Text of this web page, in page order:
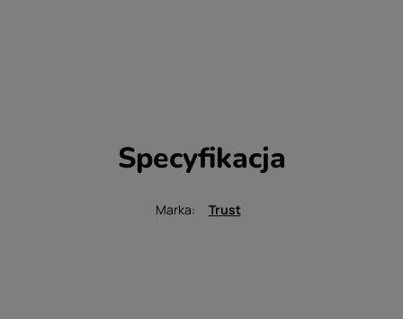
Specyfikacja
Marka Trust